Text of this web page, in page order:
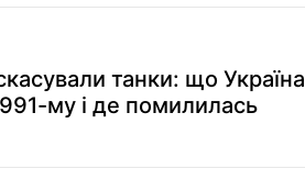
танки: що Україна
му і де помилилась